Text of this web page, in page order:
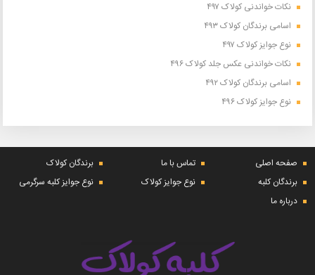
نکات خواندنی کولاک ۴۹۷
اسامی برندگان کولاک ۴۹۳
نوع جوایز کولاک ۴۹۷
نکات خواندنی عکس جلد کولاک ۴۹۶
اسامی برندگان کولاک ۴۹۲
نوع جوایز کولاک ۴۹۶
صفحه اصلی تماس با ما
برندگان کولاک
برندگان کلبه
نوع جوایز کولاک
نوع جوایز کلبه سرگرمی
درباره ما